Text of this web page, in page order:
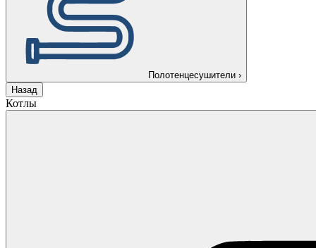
Полотенцесушители ›
Назад
Котлы